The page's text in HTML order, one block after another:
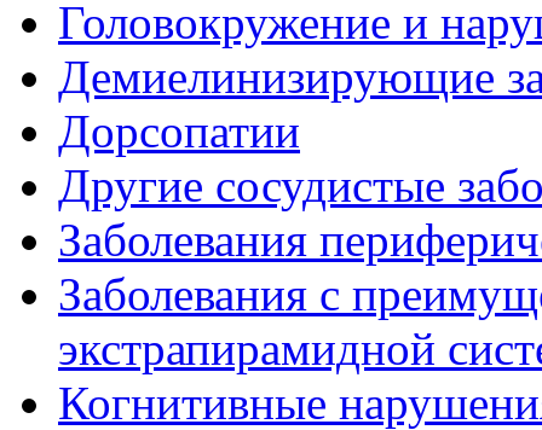
Головокружение и
Демиелинизирующие
Дорсопатии
Другие сосудистые
Заболевания
Заболевания с
экстрапирамидной
Когнитивные